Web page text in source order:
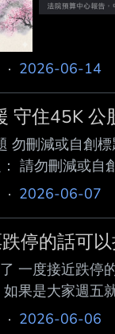
· 2026-06-14
守住45K 公
勿刪減或自創
請勿刪減或自
億 原文連結
署名： 經濟日
· 2026-06-07
停的話可
一度接近跌停
果是大家週五
股歷史上真正
· 2026-06-06